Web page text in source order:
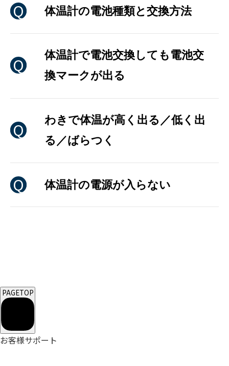
体温計の電池種類と交換方法
体温計で電池交換しても電池交
換マークが出る
わきで体温が高く出る／低く出
る／ばらつく
体温計の電源が入らない
PAGETOP
お客様サポート